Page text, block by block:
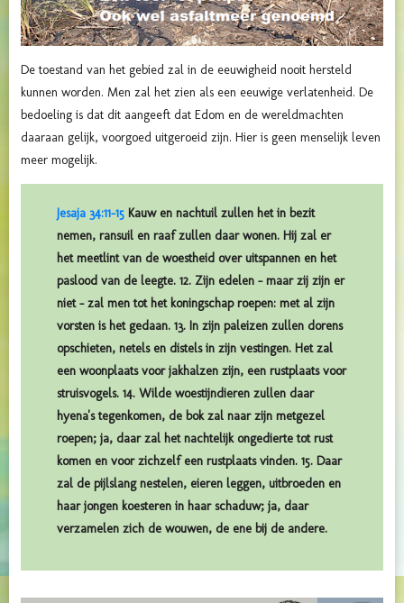
De toestand van het gebied zal in de eeuwigheid nooit hersteld
kunnen worden. Men zal het zien als een eeuwige verlatenheid. De
bedoeling is dat dit aangeeft dat Edom en de wereldmachten
daaraan gelijk, voorgoed uitgeroeid zijn. Hier is geen menselijk leven
meer mogelijk.
Jesaja 34:11-15 Kauw en nachtuil zullen het in bezit
nemen, ransuil en raaf zullen daar wonen. Hij zal er
het meetlint van de woestheid over uitspannen en het
paslood van de leegte. 12. Zijn edelen – maar zij zijn er
niet – zal men tot het koningschap roepen: met al zijn
vorsten is het gedaan. 13. In zijn paleizen zullen dorens
opschieten, netels en distels in zijn vestingen. Het zal
een woonplaats voor jakhalzen zijn, een rustplaats voor
struisvogels. 14. Wilde woestijndieren zullen daar
hyena's tegenkomen, de bok zal naar zijn metgezel
roepen; ja, daar zal het nachtelijk ongedierte tot rust
komen en voor zichzelf een rustplaats vinden. 15. Daar
zal de pijlslang nestelen, eieren leggen, uitbroeden en
haar jongen koesteren in haar schaduw; ja, daar
verzamelen zich de wouwen, de ene bij de andere.